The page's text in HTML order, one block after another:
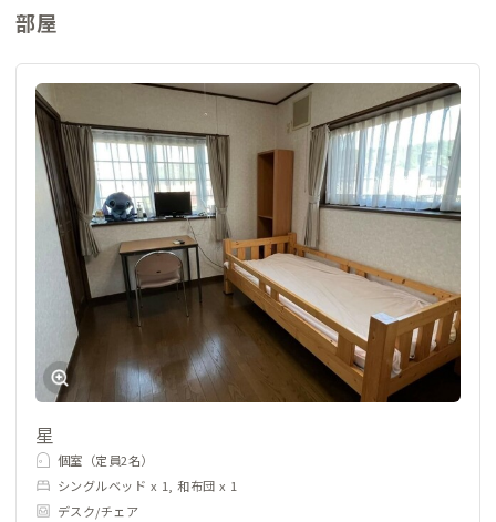
部屋
星
個室（定員2名）
シングルベッド x 1, 和布団 x 1
デスク/チェア